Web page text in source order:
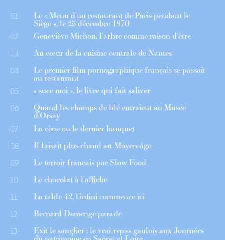
01 Le « Menu d’un restaurant de Paris pendant le
Siège », le 25 décembre 1870
02 Geneviève Michon, l’arbre comme raison d’être
03 Au cœur de la cuisine centrale de Nantes
04 Le premier film pornographique français se passait
au restaurant
05 « suce moi », le livre qui fait saliver
06 Quand les champs de blé entraient au Musée
d’Orsay
07 La cène ou le dernier banquet
08 Il faisait plus chaud au Moyen-âge
09 Le terroir français par Slow Food
10 Le chocolat à l’affiche
11 La table 42, l’infini commence ici
12 Bernard Demenge parade
13 Exit le sanglier : le vrai repas gaulois aux Journées